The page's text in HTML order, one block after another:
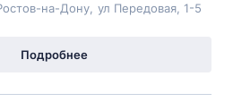
на-Дону ул Передовая , 1-5
Подробнее